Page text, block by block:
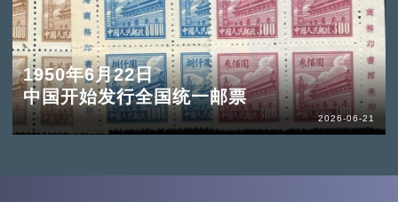
1950年6月22日
中国开始发行全国统一邮票
2026-06-21